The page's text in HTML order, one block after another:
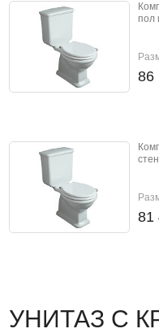
пол
86
81
УНИТАЗ С